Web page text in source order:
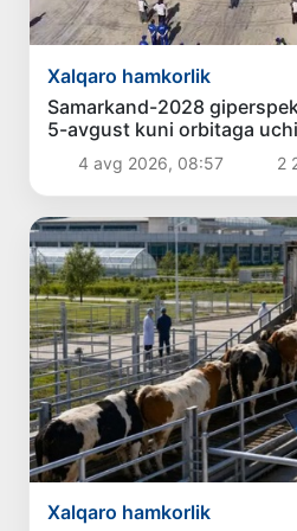
Xalqaro hamkorlik
Samarkand-2028
5-avgust kuni orbitaga
4 avg 2026, 08:57 2
Xalqaro hamkorlik